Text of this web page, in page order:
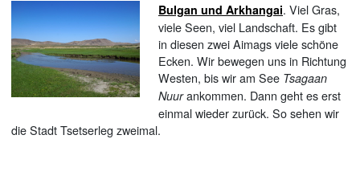
Bulgan und Arkhangai. Viel Gras,
viele Seen, viel Landschaft. Es gibt
in diesen zwei Aimags viele schöne
Ecken. Wir bewegen uns in Richtung
Westen, bis wir am See Tsagaan
Nuurankommen. Dann geht es erst
einmal wieder zurück. So sehen wir
die Stadt Tsetserleg zweimal.